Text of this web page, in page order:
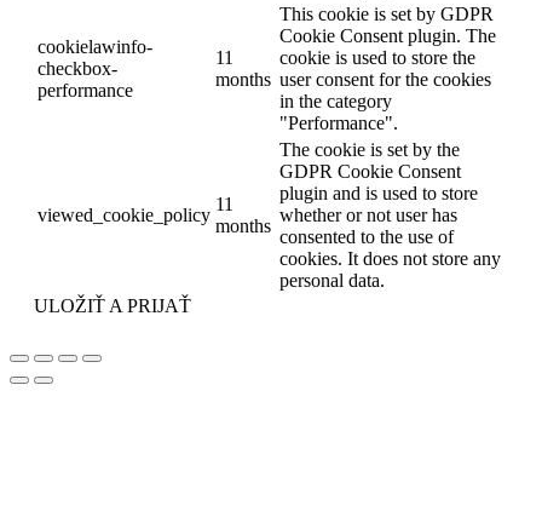
cookielawinfo-
checkbox-
performance
11
months
This cookie is set by GDPR
Cookie Consent plugin. The
cookie is used to store the
user consent for the cookies
in the category
"Performance".
viewed_cookie_policy
11
months
The cookie is set by the
GDPR Cookie Consent
plugin and is used to store
whether or not user has
consented to the use of
cookies. It does not store any
personal data.
ULOŽIŤ A PRIJAŤ